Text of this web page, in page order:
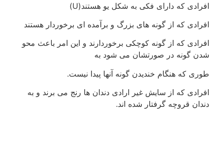
افرادی که دارای فکی به شکل یو هستند(U)
افرادی که از گونه های بزرگ و برآمده ای برخوردار هستند
افرادی که از گونه کوچکی برخوردارند و این امر باعث محو
شدن گونه در صورتشان می شود به
طوری که هنگام خندیدن گونه آنها پیدا نیست.
افرادی که از سایش غیر ارادی دندان ها رنج می برند و به
دندان قروچه گرفتار شده اند.